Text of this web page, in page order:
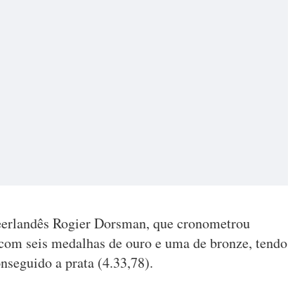
Rogier Dorsman, que cronometrou
seis medalhas de ouro e uma de bronze, tendo
a prata (4.33,78).